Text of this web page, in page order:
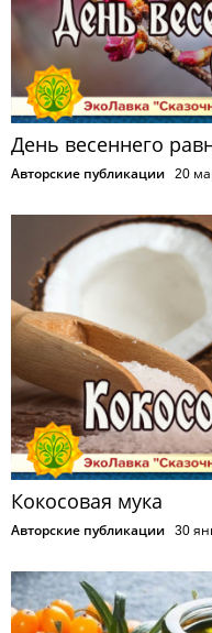
День весеннего
Авторские публикации 20
Кокосовая мука
Авторские публикации 30